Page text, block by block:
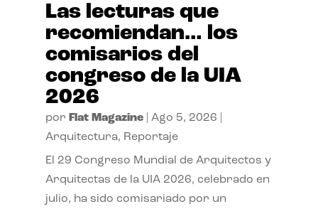
Las lecturas que
recomiendan… los
comisarios del
congreso de la UIA
2026
por Flat Magazine| Ago 5, 2026
Arquitectura, Reportaje
El 29 Congreso Mundial de Arquitectos y
Arquitectas de la UIA 2026, celebrado en
julio, ha sido comisariado por un